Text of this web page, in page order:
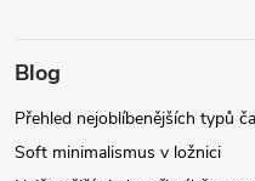
Blog
Přehled nejoblíbenějších typů
Soft minimalismus v ložnici